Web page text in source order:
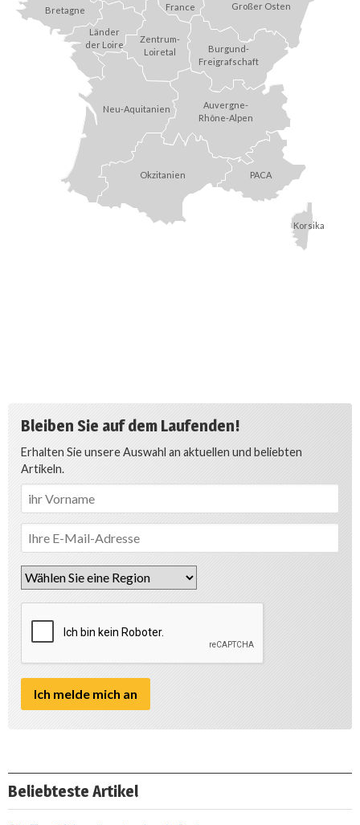
France
Bretagne
Länder
der Loire
Zentrum-
Loiretal
Neu-Aquitanien
Okzitanien
Korsika
PACA
Auvergne-
Rhône-Alpen
Burgund-
Freigrafschaft
Großer Osten
Bleiben Sie auf dem Laufenden!
Erhalten Sie unsere Auswahl an aktuellen und beliebten
Artikeln.
Beliebteste Artikel